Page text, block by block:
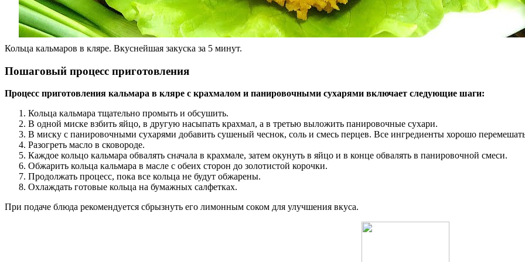
Кольца кальмаров в кляре. Вкуснейшая закуска за 5 минут.
Пошаговый процесс приготовления
Процесс приготовления кальмара в кляре с крахмалом и панировочными сухарями включает следующие шаги:
Кольца кальмара тщательно промыть и обсушить.
В одной миске взбить яйцо, в другую насыпать крахмал, а в третью выложить панировочные сухари.
В миску с панировочными сухарями добавить сушеный чеснок, соль и смесь перцев. Все ингредиенты хорошо
Разогреть масло в сковороде.
Каждое кольцо кальмара обвалять сначала в крахмале, затем окунуть в яйцо и в конце обвалять в панировочной смеси.
Обжарить кольца кальмара в масле с обеих сторон до золотистой корочки.
Продолжать процесс, пока все кольца не будут обжарены.
Охлаждать готовые кольца на бумажных салфетках.
При подаче блюда рекомендуется сбрызнуть его лимонным соком для улучшения вкуса.